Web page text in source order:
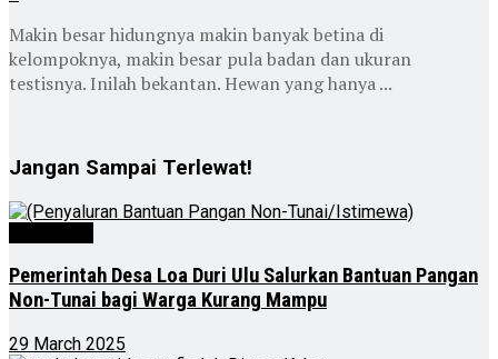
Makin besar hidungnya makin banyak betina di
kelompoknya, makin besar pula badan dan ukuran
testisnya. Inilah bekantan. Hewan yang hanya ...
Jangan Sampai Terlewat!
Pemerintah Desa Loa Duri Ulu Salurkan Bantuan Pangan
Non-Tunai bagi Warga Kurang Mampu
29 March 2025